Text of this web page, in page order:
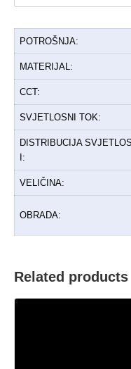
POTROŠNJA:
MATERIJAL:
CCT:
SVJETLOSNI TOK:
DISTRIBUCIJA
I:
VELIČINA:
OBRADA:
Related products